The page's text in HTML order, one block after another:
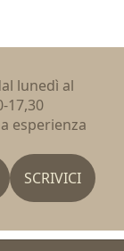
lunedì al
17,30
esperienza
SCRIVICI